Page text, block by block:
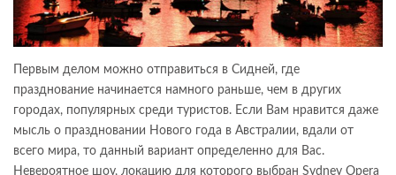
Первым делом можно отправиться в Сидней, где
празднование начинается намного раньше, чем в других
городах, популярных среди туристов. Если Вам нравится даже
мысль о праздновании Нового года в Австралии, вдали от
всего мира, то данный вариант определенно для Вас.
Невероятное шоу, локацию для которого выбран Sydney Opera